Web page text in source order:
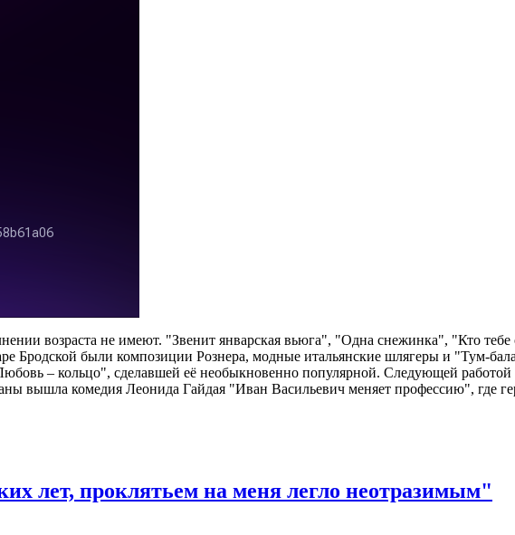
возраста не имеют. "Звенит январская вьюга", "Одна снежинка", "Кто
Бродской были композиции Рознера, модные итальянские шлягеры и "Тум-
– кольцо", сделавшей её необыкновенно популярной. Следующей
вышла комедия Леонида Гайдая "Иван Васильевич меняет профессию", где
лет, проклятьем на меня легло неотразимым"